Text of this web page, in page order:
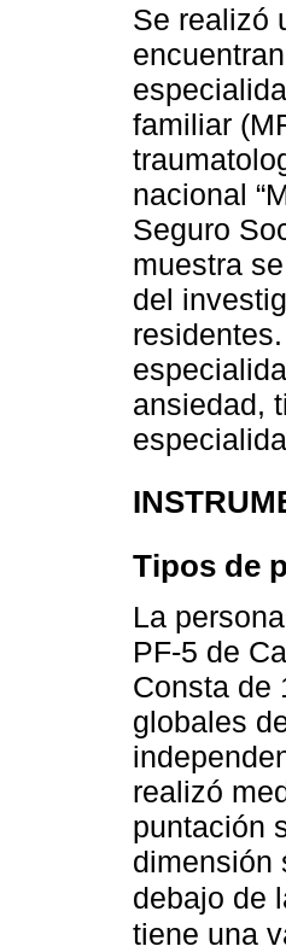
Se realizó
familiar
nacional
Seguro
muestra
del
ansiedad,
Tipos de
La
PF-5 de
Consta de
globales
realizó
puntación
dimensión
debajo de
tiene una